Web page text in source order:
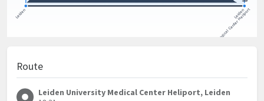
Route
Leiden University Medical Center Heliport, Leiden